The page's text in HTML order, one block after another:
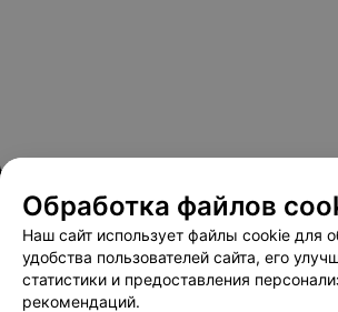
О проекте Новости проекта
Медицинский маркетинг
Обработка файлов
Наш сайт использует файлы cookie для
удобства пользователей сайта, его
статистики и предоставления
рекомендаций.